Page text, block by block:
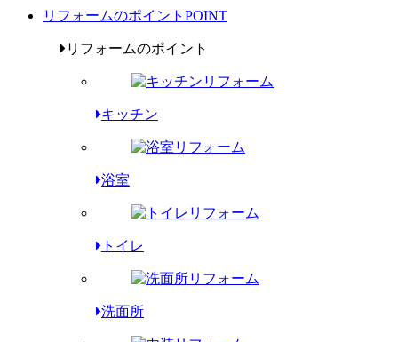
リフォームのポイント POINT
リフォームのポイント
キッチン
浴室
トイレ
洗面所